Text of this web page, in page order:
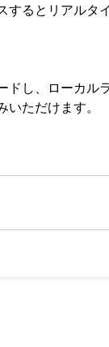
するとリアルタ
ドし、ローカル
ただけます。